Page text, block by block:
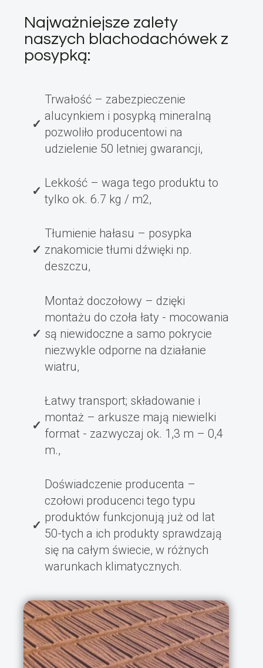
Najważniejsze zalety
naszych blachodachówek z
posypką:
Trwałość – zabezpieczenie
alucynkiem i posypką mineralną
pozwoliło producentowi na
udzielenie 50 letniej gwarancji,
Lekkość – waga tego produktu to
tylko ok. 6.7 kg / m2,
Tłumienie hałasu – posypka
znakomicie tłumi dźwięki np.
deszczu,
Montaż doczołowy – dzięki
montażu do czoła łaty - mocowania
są niewidoczne a samo pokrycie
niezwykle odporne na działanie
wiatru,
Łatwy transport; składowanie i
montaż – arkusze mają niewielki
format - zazwyczaj ok. 1,3 m – 0,4
m.,
Doświadczenie producenta –
czołowi producenci tego typu
produktów funkcjonują już od lat
50-tych a ich produkty sprawdzają
się na całym świecie, w różnych
warunkach klimatycznych.